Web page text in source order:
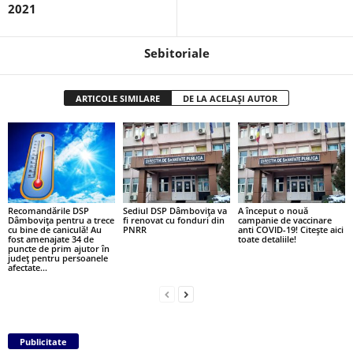
2021
Sebitoriale
ARTICOLE SIMILARE DE LA ACELAȘI AUTOR
Recomandările DSP
Dâmbovița pentru a trece
cu bine de caniculă! Au
fost amenajate 34 de
puncte de prim ajutor în
județ pentru persoanele
afectate...
Sediul DSP Dâmbovița va
fi renovat cu fonduri din
PNRR
A început o nouă
campanie de vaccinare
anti COVID-19! Citește aici
toate detaliile!
Publicitate